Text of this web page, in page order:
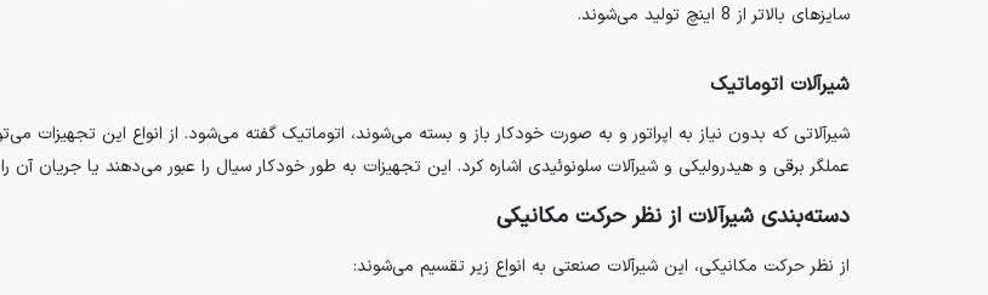
سایزهای بالاتر از 8 اینچ تولید می‌شوند.
شیرآلات اتوماتیک
شیرآلاتی که بدون نیاز به اپراتور و به صورت خودکار باز و بسته می‌شوند، اتوماتیک گفته می‌شود. از انواع این تجهیزات
عملگر برقی و هیدرولیکی و شیرآلات سلونوئیدی اشاره کرد. این تجهیزات به طور خودکار سیال را عبور می‌دهند یا جریان آن
دسته‌بندی شیرآلات از نظر حرکت مکانیکی
از نظر حرکت مکانیکی، این شیرآلات صنعتی به انواع زیر تقسیم می‌شوند: